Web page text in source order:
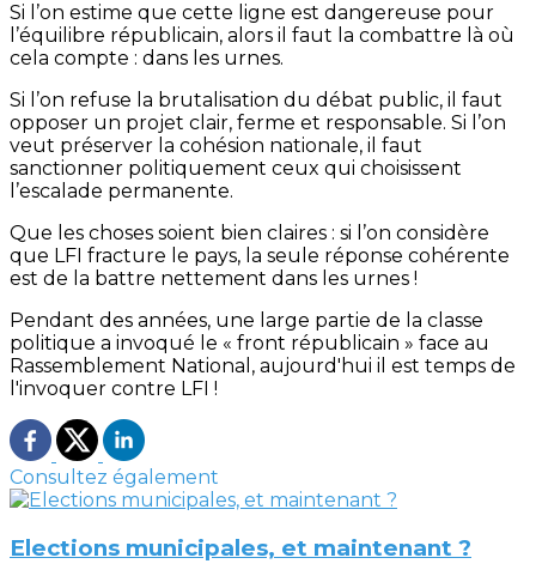
Si l’on estime que cette ligne est dangereuse pour
l’équilibre républicain, alors il faut la combattre là où
cela compte : dans les urnes.
Si l’on refuse la brutalisation du débat public, il faut
opposer un projet clair, ferme et responsable. Si l’on
veut préserver la cohésion nationale, il faut
sanctionner politiquement ceux qui choisissent
l’escalade permanente.
Que les choses soient bien claires : si l’on considère
que LFI fracture le pays, la seule réponse cohérente
est de la battre nettement dans les urnes !
Pendant des années, une large partie de la classe
politique a invoqué le « front républicain » face au
Rassemblement National, aujourd'hui il est temps de
l'invoquer contre LFI !
Consultez également
Elections municipales, et maintenant ?